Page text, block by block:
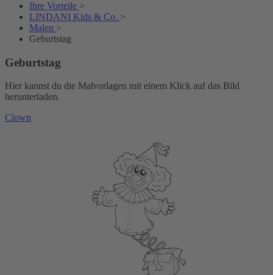
Ihre Vorteile >
LINDANI Kids & Co. >
Malen >
Geburtstag
Geburtstag
Hier kannst du die Malvorlagen mit einem Klick auf das Bild
herunterladen.
Clown